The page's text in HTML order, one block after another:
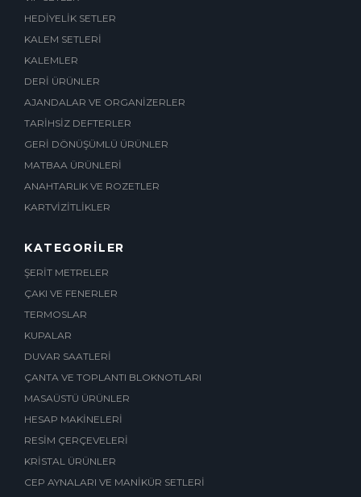
HEDİYELİK SETLER
KALEM SETLERİ
KALEMLER
DERİ ÜRÜNLER
AJANDALAR VE ORGANİZERLER
TARİHSİZ DEFTERLER
GERİ DÖNÜŞÜMLÜ ÜRÜNLER
MATBAA ÜRÜNLERİ
ANAHTARLIK VE ROZETLER
KARTVİZİTLİKLER
KATEGORİLER
ŞERİT METRELER
ÇAKI VE FENERLER
TERMOSLAR
KUPALAR
DUVAR SAATLERİ
ÇANTA VE TOPLANTI BLOKNOTLARI
MASAÜSTÜ ÜRÜNLER
HESAP MAKİNELERİ
RESİM ÇERÇEVELERİ
KRİSTAL ÜRÜNLER
CEP AYNALARI VE MANİKÜR SETLERİ